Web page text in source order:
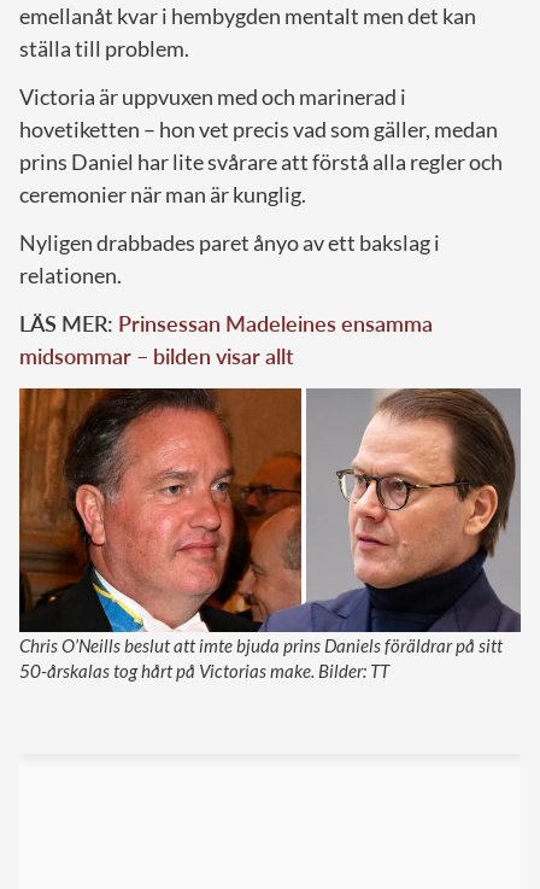
emellanåt kvar i hembygden mentalt men det kan
ställa till problem.
Victoria är uppvuxen med och marinerad i
hovetiketten – hon vet precis vad som gäller, medan
prins Daniel har lite svårare att förstå alla regler och
ceremonier när man är kunglig.
Nyligen drabbades paret ånyo av ett bakslag i
relationen.
LÄS MER: Prinsessan Madeleines ensamma
midsommar – bilden visar allt
Chris O’Neills beslut att imte bjuda prins Daniels föräldrar på sitt
50-årskalas tog hårt på Victorias make. Bilder: TT